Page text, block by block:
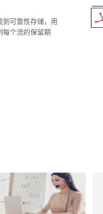
到可靠性存储，用
每个流的保留期